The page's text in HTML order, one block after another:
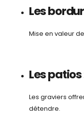
Les
Mise en valeur
Les patios
Les graviers
détendre.